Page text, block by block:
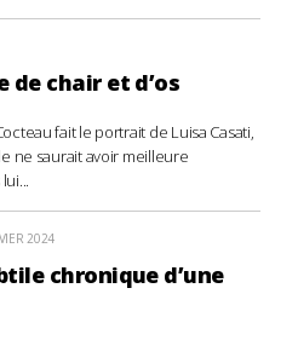
de chair et d’os
fait le portrait de Luisa Casati,
ne saurait avoir meilleure
2024
chronique d’une